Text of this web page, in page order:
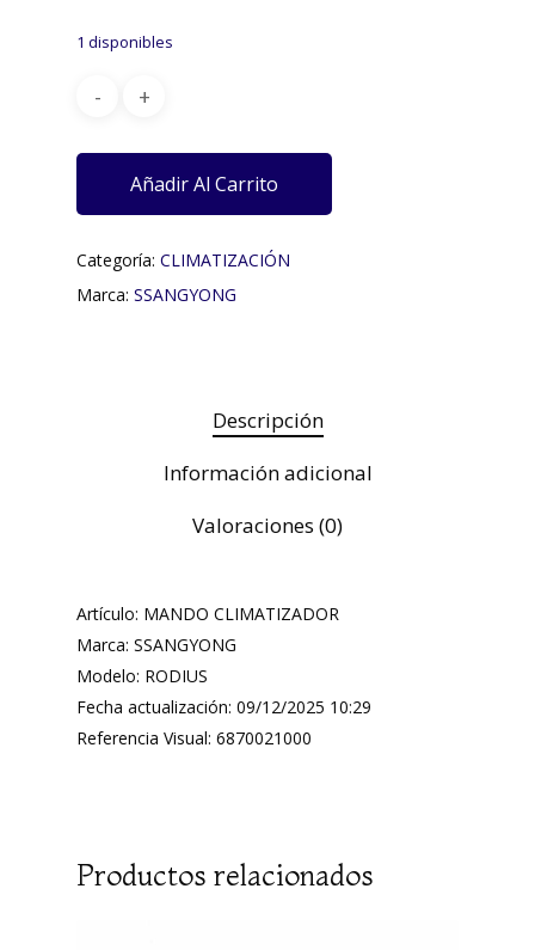
1 disponibles
Añadir Al Carrito
Categoría: CLIMATIZACIÓN
Marca: SSANGYONG
Descripción
Información adicional
Valoraciones (0)
Artículo: MANDO CLIMATIZADOR
Marca: SSANGYONG
Modelo: RODIUS
Fecha actualización: 09/12/2025 10:29
Referencia Visual: 6870021000
Productos relacionados